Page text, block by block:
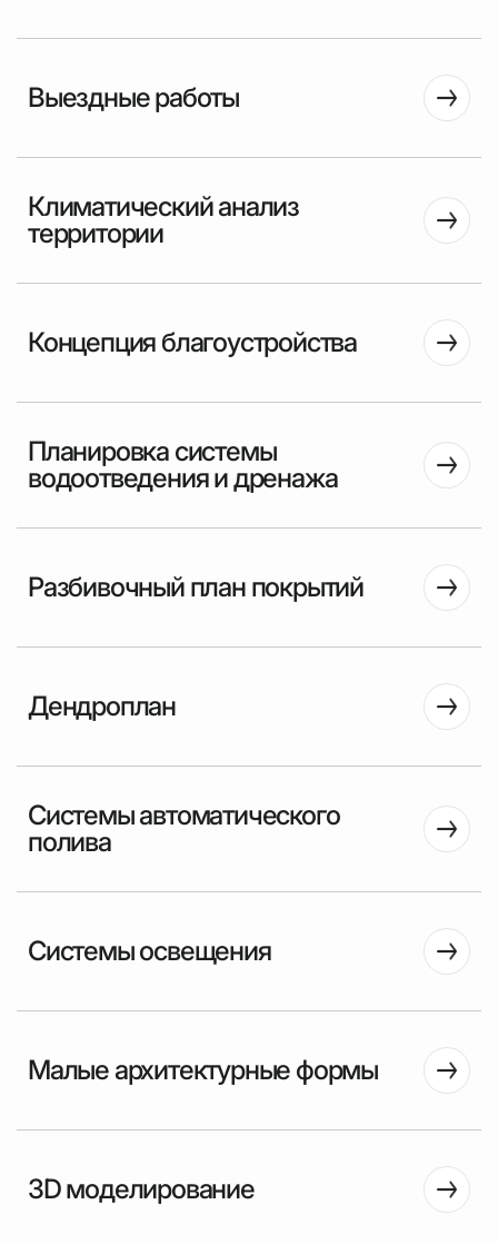
Выездные работы
Климатический анализ
территории
Концепция благоустройства
Планировка системы
водоотведения и дренажа
Разбивочный план покрытий
Дендроплан
Системы автоматического
полива
Системы освещения
Малые архитектурные формы
3D моделирование